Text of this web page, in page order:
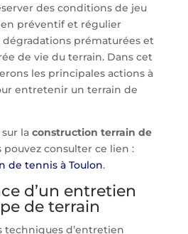
des conditions de jeu
préventif et régulier
dégradations prématurées et
de vie du terrain. Dans cet
les principales actions à
entretenir un terrain de
la construction terrain de
pouvez consulter ce lien :
de tennis à Toulon.
d’un entretien
de terrain
techniques d’entretien